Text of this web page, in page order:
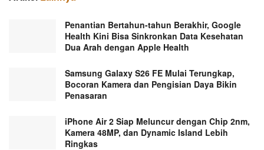
Penantian Bertahun-tahun Berakhir, Google
Health Kini Bisa Sinkronkan Data Kesehatan
Dua Arah dengan Apple Health
Samsung Galaxy S26 FE Mulai Terungkap,
Bocoran Kamera dan Pengisian Daya Bikin
Penasaran
iPhone Air 2 Siap Meluncur dengan Chip 2nm,
Kamera 48MP, dan Dynamic Island Lebih
Ringkas